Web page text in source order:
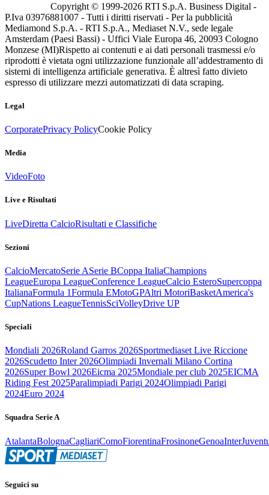
Copyright © 1999-2026 RTI S.p.A. Business Digital -
P.Iva 03976881007 - Tutti i diritti riservati - Per la pubblicità
Mediamond S.p.A. - RTI S.p.A., Mediaset N.V., sede legale
Amsterdam (Paesi Bassi) - Uffici Viale Europa 46, 20093 Cologno
Monzese (MI)Rispetto ai contenuti e ai dati personali trasmessi e/o
riprodotti è vietata ogni utilizzazione funzionale all’addestramento di
sistemi di intelligenza artificiale generativa. È altresì fatto divieto
espresso di utilizzare mezzi automatizzati di data scraping.
Legal
CorporatePrivacy PolicyCookie Policy
Media
VideoFoto
Live e Risultati
LiveDiretta CalcioRisultati e Classifiche
Sezioni
CalcioMercatoSerie ASerie BCoppa ItaliaChampions
LeagueEuropa LeagueConference LeagueCalcio EsteroSupercoppa
ItalianaFormula 1Formula EMotoGPAltri MotoriBasketAmerica's
CupNations LeagueTennisSciVolleyDrive UP
Speciali
Mondiali 2026Roland Garros 2026Sportmediaset Live Riccione
2026Scudetto Inter 2026Olimpiadi Invernali Milano Cortina
2026Super Bowl 2026Eicma 2025Mondiale per club 2025EICMA
Riding Fest 2025Paralimpiadi Parigi 2024Olimpiadi Parigi
2024Euro 2024
Squadra Serie A
AtalantaBolognaCagliariComoFiorentinaFrosinoneGenoaInter
Seguici su